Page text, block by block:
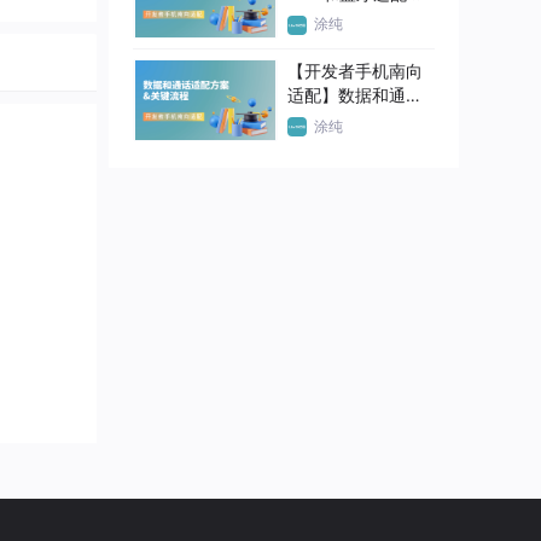
案 & 关键流程
涂纯
【开发者手机南向
适配】数据和通话
适配方案&关键流程
涂纯